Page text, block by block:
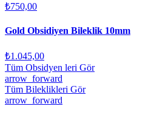
₺750,00
Gold Obsidiyen Bileklik 10mm
₺1.045,00
Tüm Obsidyen leri Gör
arrow_forward
Tüm Bileklikleri Gör
arrow_forward